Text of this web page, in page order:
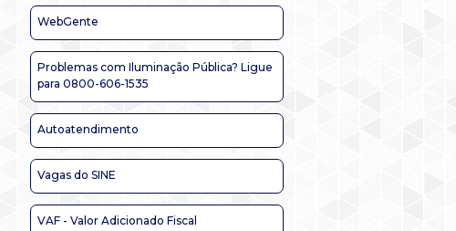
WebGente
Problemas com Iluminação Pública? Ligue
para 0800-606-1535
Autoatendimento
Vagas do SINE
VAF - Valor Adicionado Fiscal